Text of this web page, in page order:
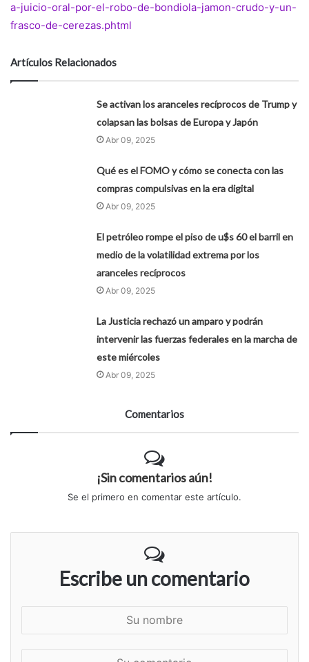
a-juicio-oral-por-el-robo-de-bondiola-jamon-crudo-y-un-
frasco-de-cerezas.phtml
Artículos Relacionados
Se activan los aranceles recíprocos de Trump y
colapsan las bolsas de Europa y Japón
Abr 09, 2025
Qué es el FOMO y cómo se conecta con las
compras compulsivas en la era digital
Abr 09, 2025
El petróleo rompe el piso de u$s 60 el barril en
medio de la volatilidad extrema por los
aranceles recíprocos
Abr 09, 2025
La Justicia rechazó un amparo y podrán
intervenir las fuerzas federales en la marcha de
este miércoles
Abr 09, 2025
Comentarios
¡Sin comentarios aún!
Se el primero en comentar este artículo.
Escribe un comentario